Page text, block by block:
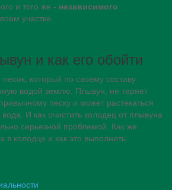
и того же - независимого
участке.
и как его обойти
который по своему составу
водой землю. Плывун, не теряет
песку и может растекаться
И как очистить колодец от плывуна
серьезной проблемой. Как же
в колодце и как это выполнить